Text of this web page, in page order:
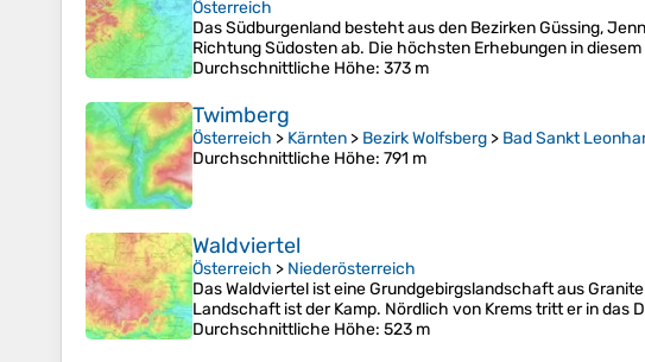
Österreich
Das Südburgenland besteht aus den Bezirken Güssing,
Richtung Südosten ab. Die höchsten Erhebungen in
Durchschnittliche Höhe: 373 m
Twimberg
Österreich > Kärnten > Bezirk Wolfsberg > Bad Sankt
Durchschnittliche Höhe: 791 m
Waldviertel
Österreich > Niederösterreich
Das Waldviertel ist eine Grundgebirgslandschaft aus
Landschaft ist der Kamp. Nördlich von Krems tritt er in
Durchschnittliche Höhe: 523 m